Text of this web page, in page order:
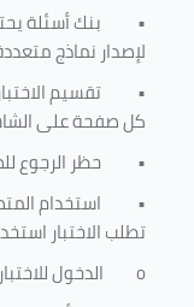
• بنك أسئلة
لإصدار نماذج
• تقسيم
كل صفحة على
• حظر الرجوع
• استخدام
تطلب الاختبار
o
الدخول